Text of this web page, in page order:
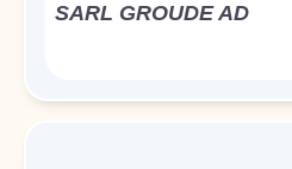
SARL GROUDE AD